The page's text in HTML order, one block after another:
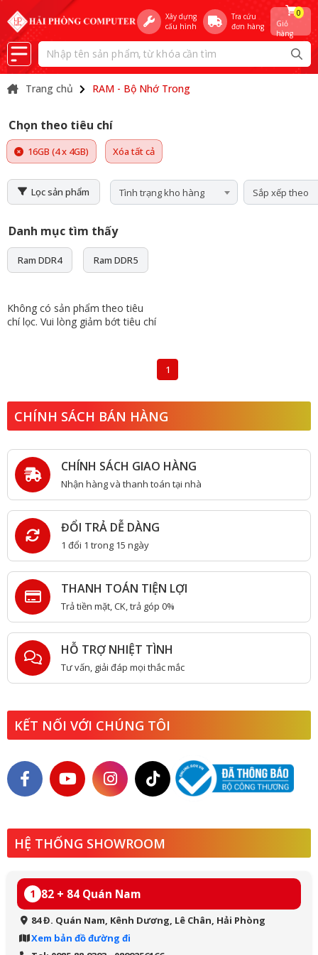
Xây dựng
cấu hình
Tra cứu
đơn hàng
Giỏ
hàng
0
Trang chủ RAM - Bộ Nhớ Trong
Chọn theo tiêu chí
16GB (4 x 4GB) Xóa tất cả
Lọc sản phẩm Tình trạng kho hàng Sắp xếp theo
Danh mục tìm thấy
Ram DDR4 Ram DDR5
Không có sản phẩm theo tiêu
chí lọc. Vui lòng giảm bớt tiêu chí
1
CHÍNH SÁCH BÁN HÀNG
CHÍNH SÁCH GIAO HÀNG
Nhận hàng và thanh toán tại nhà
ĐỔI TRẢ DỄ DÀNG
1 đổi 1 trong 15 ngày
THANH TOÁN TIỆN LỢI
Trả tiền mặt, CK, trả góp 0%
HỖ TRỢ NHIỆT TÌNH
Tư vấn, giải đáp mọi thắc mắc
KẾT NỐI VỚI CHÚNG TÔI
HỆ THỐNG SHOWROOM
1 82 + 84 Quán Nam
84 Đ. Quán Nam, Kênh Dương, Lê Chân, Hải Phòng
Xem bản đồ đường đi